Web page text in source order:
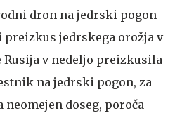
dron na jedrski pogon
preizkus jedrskega orožja v
Rusija v nedeljo preizkusila
na jedrski pogon, za
doseg, poroča